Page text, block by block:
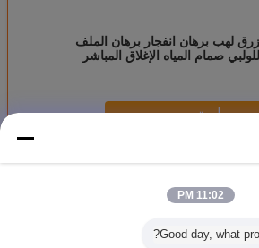
أزرق لهب برهان انفجار برهان الملف
اللولبي صمام المياه الإغلاق المباشر
استمر
برهان
11:02 PM
Good day, what